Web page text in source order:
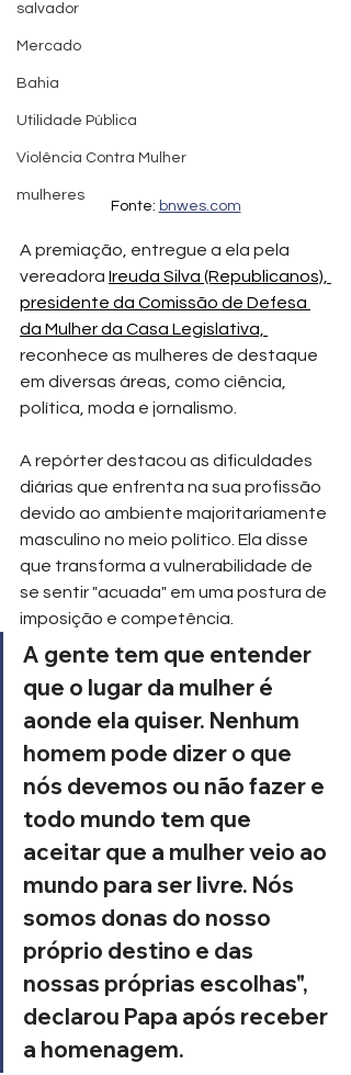
salvador
Mercado
Bahia
Utilidade Pública
Violência Contra Mulher
mulheres
Fonte: bnwes.com
A premiação, entregue a ela pela
vereadora Ireuda Silva (Republicanos),
presidente da Comissão de Defesa
da Mulher da Casa Legislativa,
reconhece as mulheres de destaque
em diversas áreas, como ciência,
política, moda e jornalismo.
A repórter destacou as dificuldades
diárias que enfrenta na sua profissão
devido ao ambiente majoritariamente
masculino no meio político. Ela disse
que transforma a vulnerabilidade de
se sentir "acuada" em uma postura de
imposição e competência.
A gente tem que entender
que o lugar da mulher é
aonde ela quiser. Nenhum
homem pode dizer o que
nós devemos ou não fazer e
todo mundo tem que
aceitar que a mulher veio ao
mundo para ser livre. Nós
somos donas do nosso
próprio destino e das
nossas próprias escolhas",
declarou Papa após receber
a homenagem.